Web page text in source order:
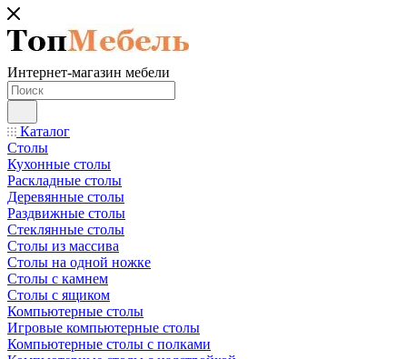
Интернет-магазин мебели
Каталог
Столы
Кухонные столы
Раскладные столы
Деревянные столы
Раздвижные столы
Стеклянные столы
Столы из массива
Столы на одной ножке
Столы с камнем
Столы с ящиком
Компьютерные столы
Игровые компьютерные столы
Компьютерные столы с полками